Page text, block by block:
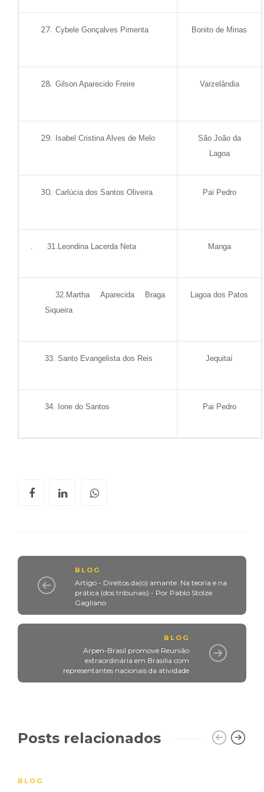
Cybele Gonçalves Pimenta Bonito de Minas
Gilson Aparecido Freire Varzelândia
Isabel Cristina Alves de Melo
São João da
Lagoa
Carlúcia dos Santos Oliveira Pai Pedro
. 31.Leondina Lacerda Neta Manga
32.Martha AparecidaBraga
Siqueira
Lagoa dos Patos
33. Santo Evangelista dos Reis Jequitaí
34. Ione do Santos Pai Pedro
BLOG
Artigo - Direitos da(o) amante. Na teoria e na
prática (dos tribunais) - Por Pablo Stolze
Gagliano
BLOG
Arpen-Brasil promove Reunião
extraordinária em Brasília com
representantes nacionais da atividade
Posts relacionados
BLOG